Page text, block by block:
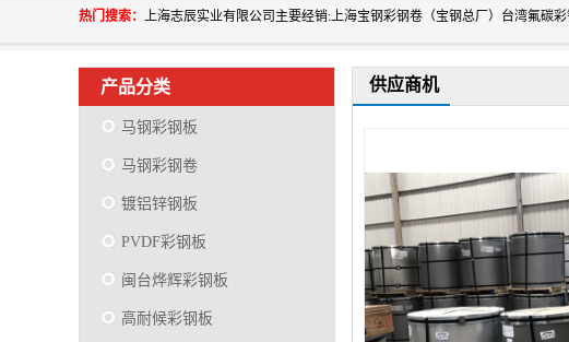
热门搜索：
产品分类
马钢彩钢板
马钢彩钢卷
镀铝锌钢板
PVDF彩钢板
闽台烨辉彩钢板
高耐候彩钢板
供应商机